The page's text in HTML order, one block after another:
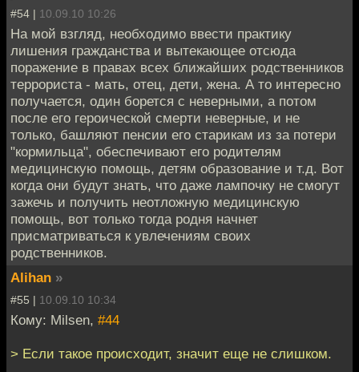
#54 | 10.09.10 10:26
На мой взгляд, необходимо ввести практику
лишения гражданства и вытекающее отсюда
поражение в правах всех ближайших родственников
террориста - мать, отец, дети, жена. А то интересно
получается, один борется с неверными, а потом
после его героической смерти неверные, и не
только, башляют пенсии его старикам из за потери
"кормильца", обеспечивают его родителям
медицинскую помощь, детям образование и т.д. Вот
когда они будут знать, что даже лампочку не смогут
зажечь и получить неотложную медицинскую
помощь, вот только тогда родня начнет
присматриваться к увлечениям своих
родственников.
Alihan »
#55 | 10.09.10 10:34
Кому: Milsen, #44
> Если такое происходит, значит еще не слишком.